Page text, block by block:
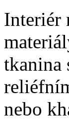
Interiér
tkanina
nebo